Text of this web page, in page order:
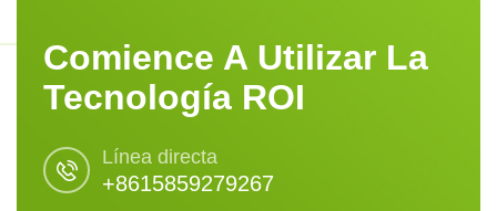
Comience A Utilizar La
Tecnología ROI
Línea directa
+8615859279267